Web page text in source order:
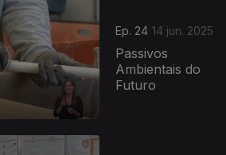
Ep. 24 14 jun. 2025
Passivos
Ambientais do
Futuro